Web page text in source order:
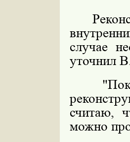
случае
уточнил
"Пока
считаю,
можно